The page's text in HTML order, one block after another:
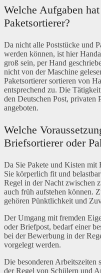
Welche Aufgaben
Paketsortierer?
Da nicht alle Poststücke und
werden können, ist hier
groß sein, per Hand
nicht von der Maschine
Paketsortierer sortieren von
entsprechend zu. Die
den Deutschen Post, privaten
angeboten.
Welche
Briefsortierer oder
Da Sie Pakete und Kisten mit
Sie körperlich fit und
Regel in der Nacht zwischen
auch früh aufstehen können.
gehören Pünktlichkeit und
Der Umgang mit fremden
oder Briefpost, bedarf einer
bei der Bewerbung in der
vorgelegt werden.
Die besonderen Arbeitszeiten
der Regel von Schülern und